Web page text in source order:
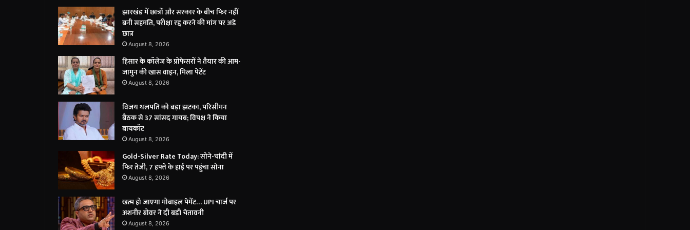
झारखंड में छात्रों और सरकार के बीच फिर नहीं
बनी सहमति, परीक्षा रद्द करने की मांग पर अड़े
छात्र
August 8, 2026
हिसार के कॉलेज के प्रोफेसरों ने तैयार की आम-
जामुन की खास वाइन, मिला पेटेंट
August 8, 2026
विजय थलपति को बड़ा झटका, परिसीमन
बैठक से 37 सांसद गायब; विपक्ष ने किया
बायकॉट
August 8, 2026
Gold-Silver Rate Today: सोने-चांदी में
फिर तेजी, 7 हफ्ते के हाई पर पहुंचा सोना
August 8, 2026
खत्म हो जाएगा मोबाइल पेमेंट… UPI चार्ज पर
अशनीर ग्रोवर ने दी बड़ी चेतावनी
August 8, 2026